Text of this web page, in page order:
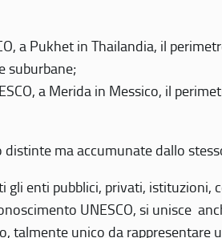
a Pukhet in Thailandia, il
suburbane;
a Merida in Messico, il
ma accumunate dallo
enti pubblici, privati, istituzioni,
UNESCO, si unisce
unico da rappresentare